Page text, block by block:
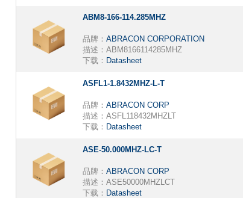
ABM8-166-114.285MHZ
品牌： ABRACON CORPORATION
描述： ABM8166114285MHZ
下载： Datasheet
ASFL1-1.8432MHZ-L-T
品牌： ABRACON CORP
描述： ASFL118432MHZLT
下载： Datasheet
ASE-50.000MHZ-LC-T
品牌： ABRACON CORP
描述： ASE50000MHZLCT
下载： Datasheet